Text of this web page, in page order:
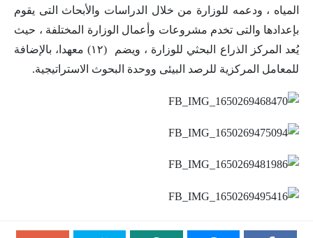
المياه ، ودعمه للوزارة من خلال الدراسات والأبحاث التى يقوم
بإعدادها والتى تخدم مشروعات وأعمال الوزارة المختلفة ، حيث
يُعد المركز الذراع البحثي للوزارة ، ويضم (١٢) معهدا، بالإضافة
للمعامل المركزية للرصد البيئى ووحدة البحوث الاستراتيجية.